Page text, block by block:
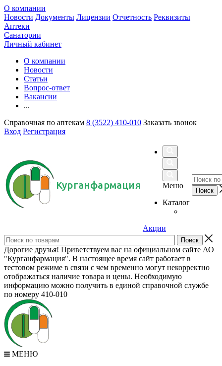
О компании
Новости Документы Лицензии Отчетность Реквизиты
Аптеки
Санатории
Личный кабинет
О компании
Новости
Статьи
Вопрос-ответ
Вакансии
...
Справочная по аптекам 8 (3522) 410-010 Заказать звонок
Вход Регистрация
Курганфармация
Меню
Каталог
Акции
Дорогие друзья! Приветствуем вас на официальном сайте АО
"Курганфармация". В настоящее время сайт работает в
тестовом режиме в связи с чем временно могут некорректно
отображаться наличие товара и цены. Необходимую
информацию можно получить в единой справочной службе
по номеру 410-010
МЕНЮ